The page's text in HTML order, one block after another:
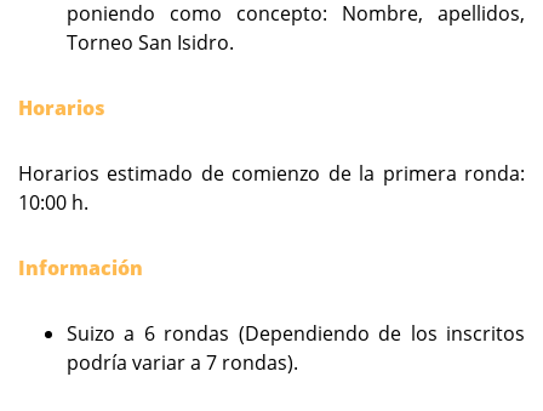
poniendo como concepto: Nombre, apellidos,
Torneo San Isidro.
Horarios
Horarios estimado de comienzo de la primera ronda:
10:00 h.
Información
Suizo a 6 rondas (Dependiendo de los inscritos
podría variar a 7 rondas).